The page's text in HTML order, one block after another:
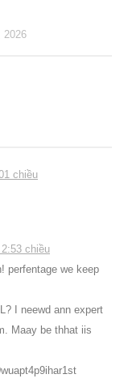
2026
chiều
chiều
perfentage we keep
I neewd ann expert
Maay be thhat iis